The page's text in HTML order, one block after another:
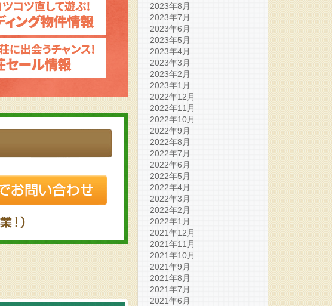
2023年8月
2023年7月
2023年6月
2023年5月
2023年4月
2023年3月
2023年2月
2023年1月
2022年12月
2022年11月
2022年10月
2022年9月
2022年8月
2022年7月
2022年6月
2022年5月
2022年4月
2022年3月
2022年2月
2022年1月
2021年12月
2021年11月
2021年10月
2021年9月
2021年8月
2021年7月
2021年6月